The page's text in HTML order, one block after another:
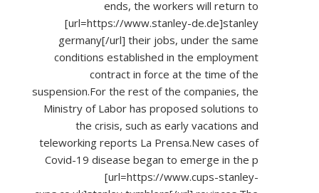
ends, the workers will return to
[url=https://www.stanley-de.de]stanley
germany[/url] their jobs, under the same
conditions established in the employment
contract in force at the time of the
suspension.For the rest of the companies, the
Ministry of Labor has proposed solutions to
the crisis, such as early vacations and
teleworking reports La Prensa.New cases of
Covid-19 disease began to emerge in the p
[url=https://www.cups-stanley-